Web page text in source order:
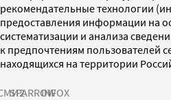
рекомендательные технологии
предоставления информации на
систематизации и анализа
к предпочтениям пользователей
находящихся на территории
SPARROWINFOX